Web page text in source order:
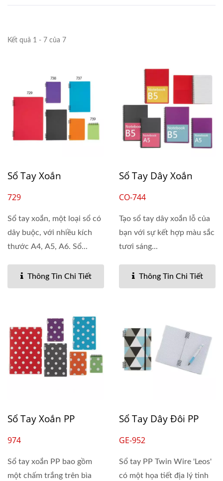
Kết quả 1 - 7 của 7
Sổ Tay Xoắn
729
Sổ tay xoắn, một loại sổ có
dây buộc, với nhiều kích
thước A4, A5, A6. Sổ...
Thông Tin Chi Tiết
Sổ Tay Dây Xoắn
CO-744
Tạo sổ tay dây xoắn lỗ của
bạn với sự kết hợp màu sắc
tươi sáng...
Thông Tin Chi Tiết
Sổ Tay Xoắn PP
974
Sổ tay xoắn PP bao gồm
một chấm trắng trên bìa
Sổ Tay Dây Đôi PP
GE-952
Sổ tay PP Twin Wire 'Leos'
có một họa tiết địa lý tinh